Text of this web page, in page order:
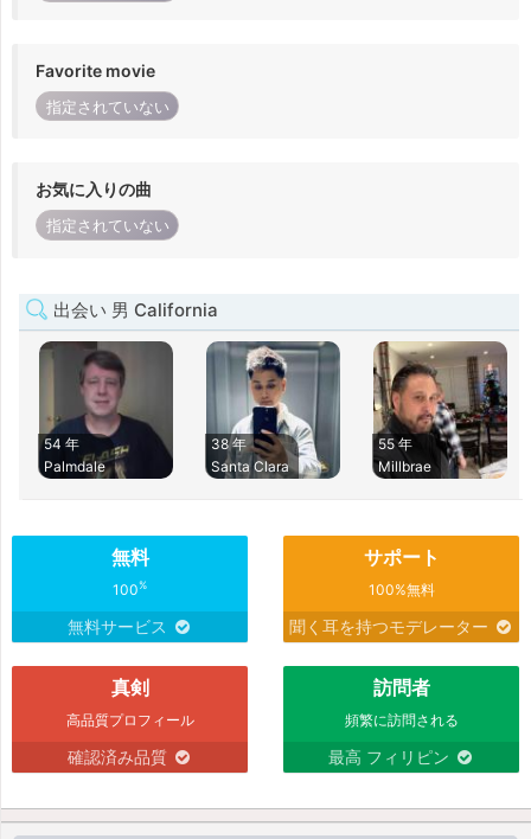
Favorite movie
指定されていない
お気に入りの曲
指定されていない
出会い 男 California
54 年
Palmdale
38 年
Santa Clara
55 年
Millbrae
無料
100%
無料サービス
サポート
100%無料
聞く耳を持つモデレーター
真剣
高品質プロフィール
確認済み品質
訪問者
頻繁に訪問される
最高 フィリピン